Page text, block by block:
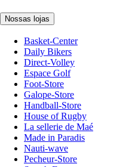
Nossas lojas
Basket-Center
Daily Bikers
Direct-Volley
Espace Golf
Foot-Store
Galope-Store
Handball-Store
House of Rugby
La sellerie de Maé
Made in Paradis
Nauti-wave
Pecheur-Store